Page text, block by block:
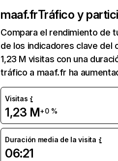
maaf.frTráfico y
Compara el rendimiento de
de los indicadores clave del
1,23 M visitas con una
tráfico a maaf.fr ha
Visitas
1,23 M+0 %
Duración media de la visita
06:21